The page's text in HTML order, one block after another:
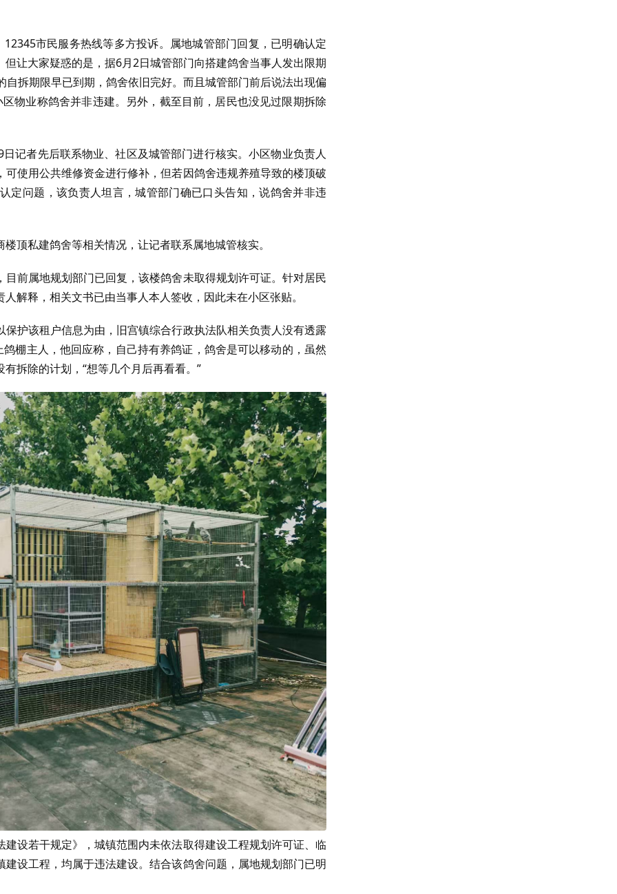
市民服务热线等多方投诉。属地城管部门回复，已明确认定
让大家疑惑的是，据6月2日城管部门向搭建鸽舍当事人发出限期
拆期限早已到期，鸽舍依旧完好。而且城管部门前后说法出现偏
物业称鸽舍并非违建。另外，截至目前，居民也没见过限期拆除
记者先后联系物业、社区及城管部门进行核实。小区物业负责人
使用公共维修资金进行修补，但若因鸽舍违规养殖导致的楼顶破
定问题，该负责人坦言，城管部门确已口头告知，说鸽舍并非违
顶私建鸽舍等相关情况，让记者联系属地城管核实。
前属地规划部门已回复，该楼鸽舍未取得规划许可证。针对居民
解释，相关文书已由当事人本人签收，因此未在小区张贴。
护该租户信息为由，旧宫镇综合行政执法队相关负责人没有透露
棚主人，他回应称，自己持有养鸽证，鸽舍是可以移动的，虽然
拆除的计划，“想等几个月后再看看。”
设若干规定》，城镇范围内未依法取得建设工程规划许可证、临
设工程，均属于违法建设。结合该鸽舍问题，属地规划部门已明